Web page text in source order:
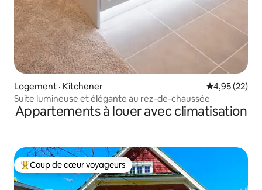
Logement · Kitchener Note
4,95 (22)
Suite lumineuse et élégante au rez-de-chaussée
Appartements à louer avec climatisation
Coup de cœur voyageurs parmi les plus aimés
Coup de cœur voyageurs